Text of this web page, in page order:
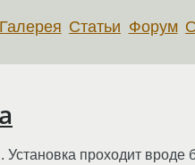
Галерея Статьи Форум
проходит